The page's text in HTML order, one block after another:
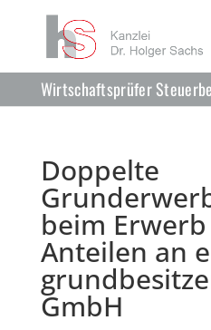
Wirtschaftsprüfer
Doppelte
beim
Anteilen an
GmbH